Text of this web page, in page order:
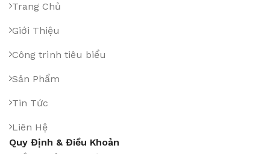
Trang Chủ
Giới Thiệu
Công trình tiêu biểu
Sản Phẩm
Tin Tức
Liên Hệ
Quy Định & Điều Khoản